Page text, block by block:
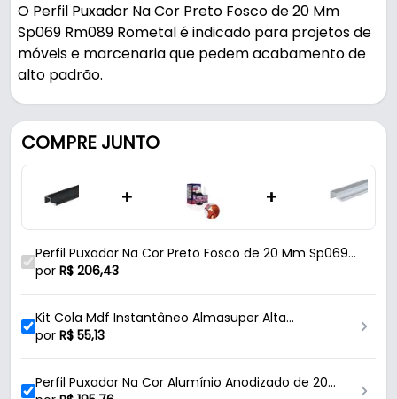
O Perfil Puxador Na Cor Preto Fosco de 20 Mm
Sp069 Rm089 Rometal é indicado para projetos de
móveis e marcenaria que pedem acabamento de
alto padrão.
Fabricado em Alumínio com acabamento fosco, é
resistente e durável no uso diário. Possui encaixe
20mm.
Características:
- Marca: Rometal
- Modelo: RM-089
- Material: Alumínio
- Cor: Preto
- Medida de encaixe: 20mm
- Comercialização: 2 Barras de 3 Metros
- Referência: SP069
COMPRE JUNTO
+ +
Perfil Puxador Na Cor Preto Fosco de 20 Mm Sp069
Rm089 Rometal
por R$ 206,43
Kit Cola Mdf Instantâneo Almasuper Alta
Resistencia
por R$ 55,13
Perfil Puxador Na Cor Alumínio Anodizado de 20